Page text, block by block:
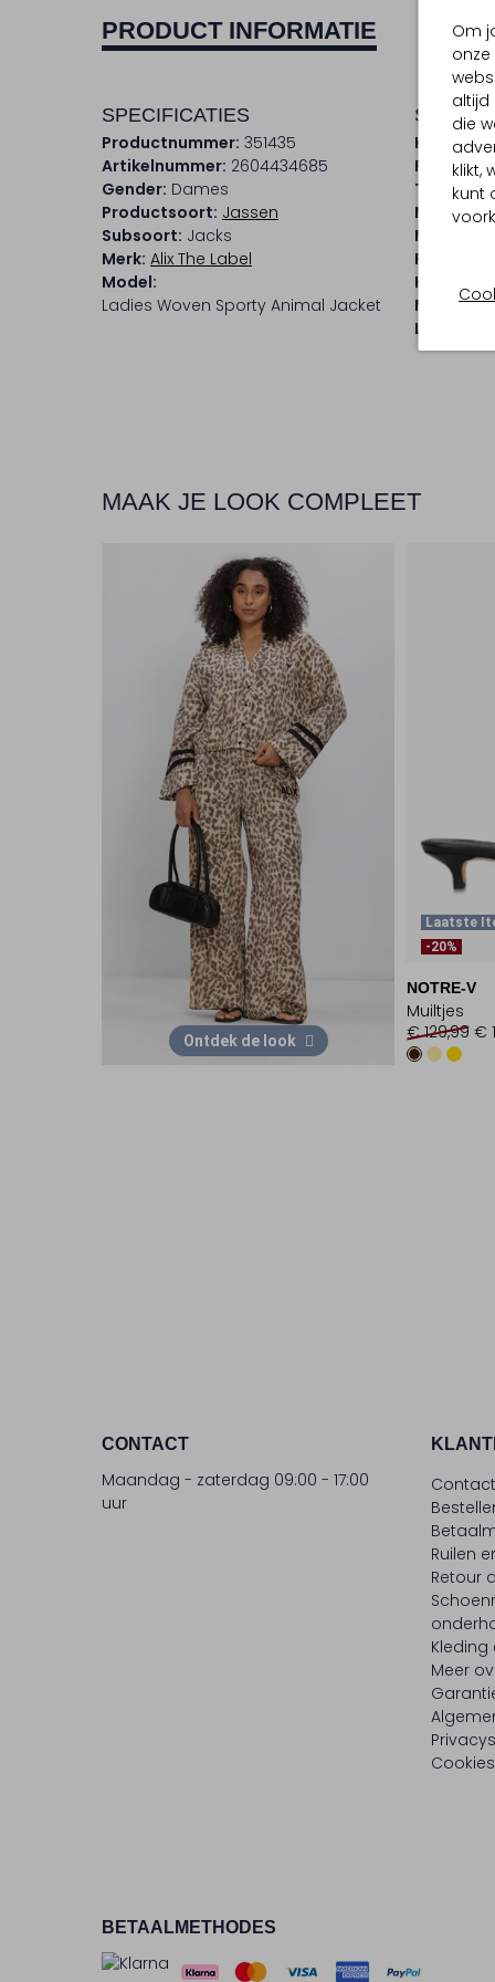
Om
altijd
die
klikt,
kunt
PRODUCT INFORMATIE
SPECIFICATIES
Productnummer: 351435
Artikelnummer: 2604434685
Gender: Dames
Productsoort: Jassen
Subsoort: Jacks
Merk: Alix The Label
Model:
Ladies Woven Sporty Animal Jacket
Kleur:
Patroon:
Trends:
Pasvorm:
Halslijn:
Lengte:
MAAK JE LOOK COMPLEET
Ontdek de look
Laatste
-20%
NOTRE-V
Muiltjes
€ 129,99 €
CONTACT
Maandag - zaterdag 09:00 - 17:00
uur
Contact
Ruilen
Retour
Meer
BETAALMETHODES